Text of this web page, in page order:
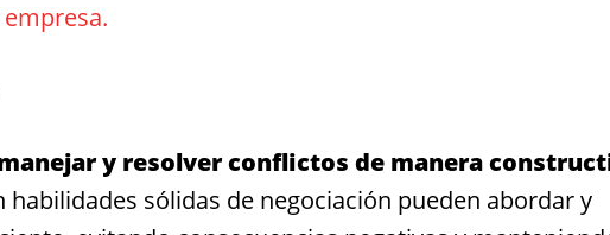
y resolver conflictos de manera
sólidas de negociación pueden abordar y